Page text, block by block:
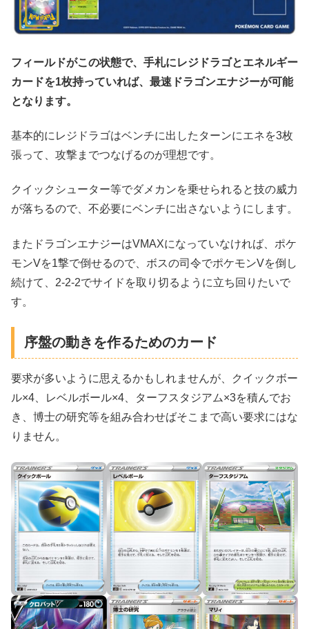
フィールドがこの状態で、手札にレジドラゴとエネルギー
カードを1枚持っていれば、最速ドラゴンエナジーが可能
となります。
基本的にレジドラゴはベンチに出したターンにエネを3枚
張って、攻撃までつなげるのが理想です。
クイックシューター等でダメカンを乗せられると技の威力
が落ちるので、不必要にベンチに出さないようにします。
またドラゴンエナジーはVMAXになっていなければ、ポケ
モンVを1撃で倒せるので、ボスの司令でポケモンVを倒し
続けて、2-2-2でサイドを取り切るように立ち回りたいで
す。
序盤の動きを作るためのカード
要求が多いように思えるかもしれませんが、クイックボー
ル×4、レベルボール×4、ターフスタジアム×3を積んでお
き、博士の研究等を組み合わせばそこまで高い要求にはな
りません。